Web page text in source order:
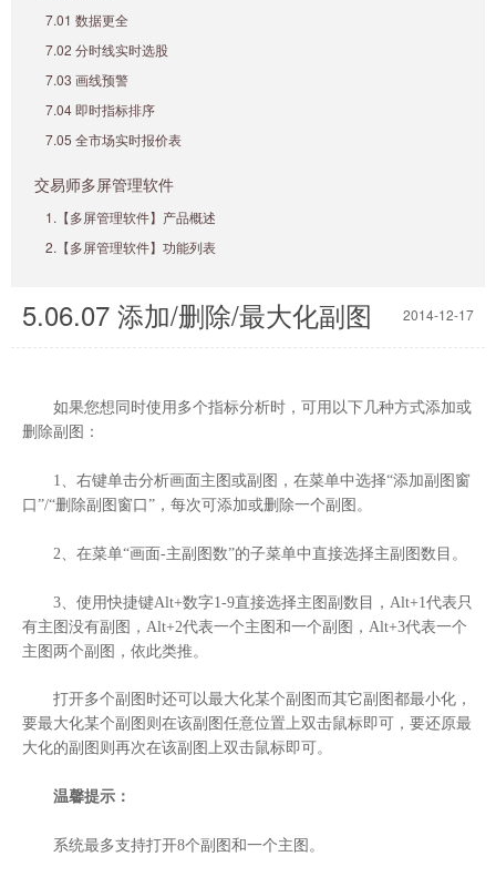
7.01 数据更全
7.02 分时线实时选股
7.03 画线预警
7.04 即时指标排序
7.05 全市场实时报价表
交易师多屏管理软件
1.【多屏管理软件】产品概述
2.【多屏管理软件】功能列表
5.06.07 添加/删除/最大化副图 2014-12-17
如果您想同时使用多个指标分析时，可用以下几种方式添加或
删除副图：
1、右键单击分析画面主图或副图，在菜单中选择“添加副图窗
口”/“删除副图窗口”，每次可添加或删除一个副图。
2、在菜单“画面-主副图数”的子菜单中直接选择主副图数目。
3、使用快捷键Alt+数字1-9直接选择主图副数目，Alt+1代表只
有主图没有副图，Alt+2代表一个主图和一个副图，Alt+3代表一个
主图两个副图，依此类推。
打开多个副图时还可以最大化某个副图而其它副图都最小化，
要最大化某个副图则在该副图任意位置上双击鼠标即可，要还原最
大化的副图则再次在该副图上双击鼠标即可。
温馨提示：
系统最多支持打开8个副图和一个主图。